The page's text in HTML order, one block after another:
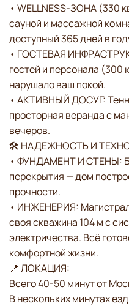
• WELLNESS-ЗОНА (330
сауной и массажной
доступный 365 дней в
• ГОСТЕВАЯ
гостей и персонала (300
нарушало ваш покой.
• АКТИВНЫЙ ДОСУГ:
просторная веранда с
вечеров.
🛠 НАДЕЖНОСТЬ И
• ФУНДАМЕНТ И СТЕНЫ:
перекрытия — дом
прочности.
• ИНЖЕНЕРИЯ:
своя скважина 104 м с
электричества. Всё
комфортной жизни.
📍 ЛОКАЦИЯ:
Всего 40-50 минут от
В нескольких минутах